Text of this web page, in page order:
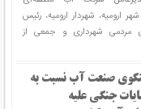
ارومیه، شهردار ارومیه، رئیس
مردمی شهرداری و جمعی از
صنعت آب نسبت به
جنگی علیه